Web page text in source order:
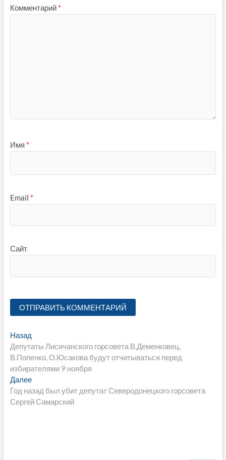
Комментарий *
Имя *
Email *
Сайт
Навигация
по
записям
НазадПредыдущая
запись:
Депутаты Лисичанского горсовета В.Деменковец,
В.Попенко, О.Юсакова будут отчитываться перед
избирателями 9 ноября
ДалееСледующая
запись:
Год назад был убит депутат Северодонецкого горсовета
Сергей Самарский